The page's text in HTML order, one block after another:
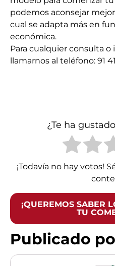
podemos aconsejar
cual se adapta más en
económica.
Para cualquier consulta
llamarnos al teléfono: 91
¿Te ha
¡Todavía no hay votos!
¡QUEREMOS SABER
TU
Publicado